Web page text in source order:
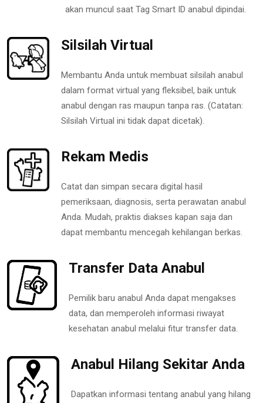
akan muncul saat Tag Smart ID anabul dipindai.
Silsilah Virtual
Membantu Anda untuk membuat silsilah anabul
dalam format virtual yang fleksibel, baik untuk
anabul dengan ras maupun tanpa ras. (Catatan:
Silsilah Virtual ini tidak dapat dicetak).
Rekam Medis
Catat dan simpan secara digital hasil
pemeriksaan, diagnosis, serta perawatan anabul
Anda. Mudah, praktis diakses kapan saja dan
dapat membantu mencegah kehilangan berkas.
Transfer Data Anabul
Pemilik baru anabul Anda dapat mengakses
data, dan memperoleh informasi riwayat
kesehatan anabul melalui fitur transfer data.
Anabul Hilang Sekitar Anda
Dapatkan informasi tentang anabul yang hilang